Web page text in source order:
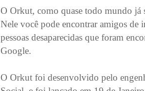
O Orkut, como quase todo mundo já
Nele você pode encontrar amigos de
pessoas desaparecidas que foram
Google.
O Orkut foi desenvolvido pelo